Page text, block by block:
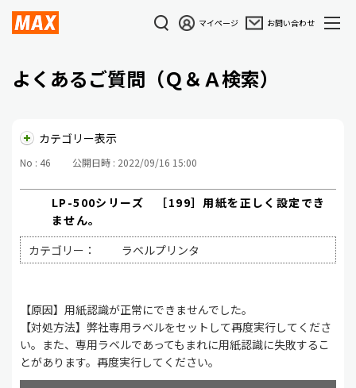
マイページ お問い合わせ
よくあるご質問（Ｑ＆Ａ検索）
カテゴリー表示
No : 46 公開日時 : 2022/09/16 15:00
LP-500シリーズ ［199］用紙を正しく設定でき
ません。
カテゴリー：
ラベルプリンタ
【原因】用紙認識が正常にできませんでした。
【対処方法】弊社専用ラベルをセットして再度実行してくださ
い。また、専用ラベルであってもまれに用紙認識に失敗するこ
とがあります。再度実行してください。